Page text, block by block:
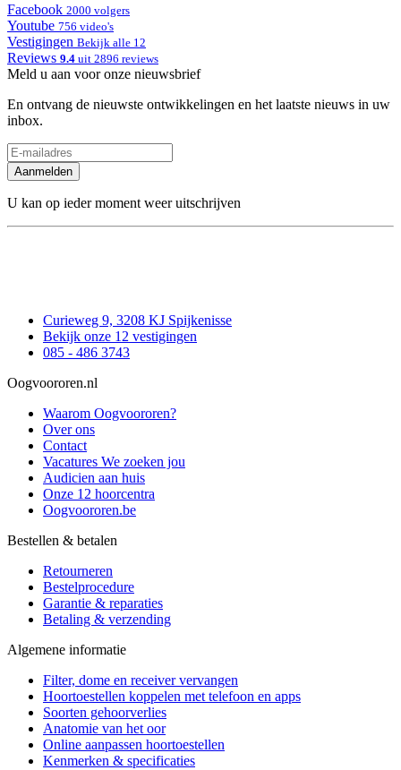
Facebook 2000 volgers
Youtube 756 video's
Vestigingen Bekijk alle 12
Reviews 9.4 uit 2896 reviews
Meld u aan voor onze nieuwsbrief
En ontvang de nieuwste ontwikkelingen en het laatste nieuws in uw
inbox.
Aanmelden
U kan op ieder moment weer uitschrijven
Curieweg 9, 3208 KJ Spijkenisse
Bekijk onze 12 vestigingen
085 - 486 3743
Oogvoororen.nl
Waarom Oogvoororen?
Over ons
Contact
Vacatures We zoeken jou
Audicien aan huis
Onze 12 hoorcentra
Oogvoororen.be
Bestellen & betalen
Retourneren
Bestelprocedure
Garantie & reparaties
Betaling & verzending
Algemene informatie
Filter, dome en receiver vervangen
Hoortoestellen koppelen met telefoon en apps
Soorten gehoorverlies
Anatomie van het oor
Online aanpassen hoortoestellen
Kenmerken & specificaties